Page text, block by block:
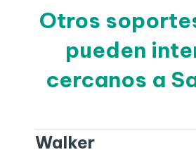
Otros
pueden
cercanos a
Walker